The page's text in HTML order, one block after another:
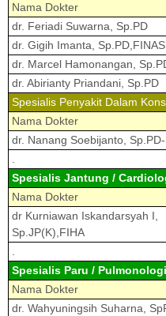
Nama Dokter
dr. Feriadi Suwarna, Sp.PD
dr. Gigih Imanta,
dr. Marcel Hamonangan,
dr. Abirianty Priandani, Sp.PD
Spesialis Penyakit Dalam
Nama Dokter
dr. Nanang Soebijanto,
.
Spesialis Jantung /
Nama Dokter
dr Kurniawan Iskandarsyah I,
Sp.JP(K),FIHA
.
Spesialis Paru /
Nama Dokter
dr. Wahyuningsih Suharna,